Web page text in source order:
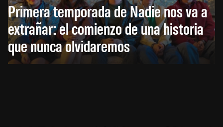
Primera temporada de Nadie nos va a
extrañar: el comienzo de una historia
que nunca olvidaremos